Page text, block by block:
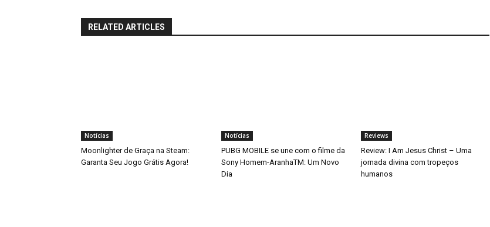
RELATED ARTICLES
Notícias
Moonlighter de Graça na Steam:
Garanta Seu Jogo Grátis Agora!
Notícias
PUBG MOBILE se une com o filme da
Sony Homem-AranhaTM: Um Novo
Dia
Reviews
Review: I Am Jesus Christ – Uma
jornada divina com tropeços
humanos